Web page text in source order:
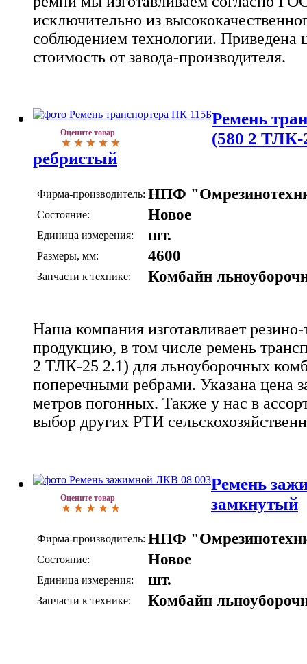
исключительно из
соблюдением технологии. Приведена
стоимость от завода-производителя.
Оцените товар
Ремень
(580 2 ТЛК-
ребристый
Фирма-производитель: НПФ
Состояние: Новое
Единица измерения: шт.
Размеры, мм: 4600
Запчасти к технике: Комбайн
Наша компания изготавливает
продукцию, в том числе ремень
2 ТЛК-25 2.1) для льноуборочных
поперечными ребрами. Указана цена
метров погонных. Также у нас в
выбор других РТИ
Оцените товар
Ремень
замкнутый
Фирма-производитель: НПФ
Состояние: Новое
Единица измерения: шт.
Запчасти к технике: Комбайн